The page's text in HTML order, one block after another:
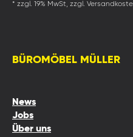
* zzgl. 19% MwSt, zzgl.
BÜROMÖBEL MÜLLER
News
Jobs
Über uns